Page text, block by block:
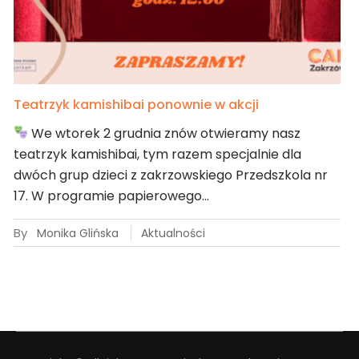
Teatrzyk kamishibai ponownie w akcji
We wtorek 2 grudnia znów otwieramy nasz
teatrzyk kamishibai, tym razem specjalnie dla
dwóch grup dzieci z zakrzowskiego Przedszkola nr
17. W programie papierowego…
By Monika Glińska Aktualności